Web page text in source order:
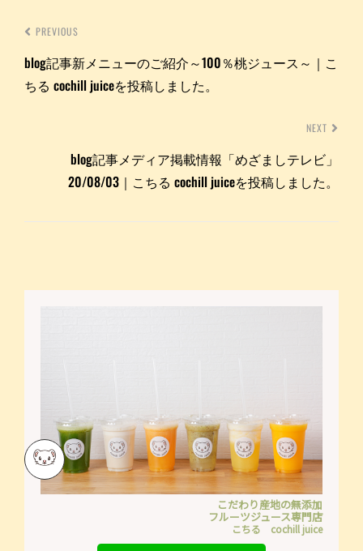
PREVIOUS
blog記事新メニューのご紹介～100％桃ジュース～｜こ
ちる cochill juiceを投稿しました。
NEXT
blog記事メディア掲載情報「めざましテレビ」
20/08/03｜こちる cochill juiceを投稿しました。
こだわり産地の無添加
フルーツジュース専門店
こちる cochill juice